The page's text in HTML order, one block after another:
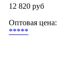
12 820 руб
Оптовая цена:
*****